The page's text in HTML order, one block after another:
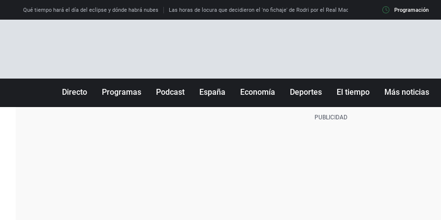
Qué tiempo hará el día del eclipse y dónde habrá nubes Las horas de locura que decidieron el 'no fichaje' de Rodri por el Real Madrid y su 'sí' al Barça La llamada
Programación
Directo Programas Podcast España Economía Deportes El tiempo Más noticias